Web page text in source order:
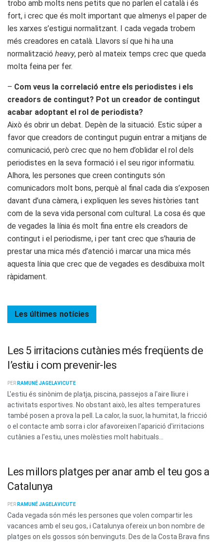
trobo amb molts nens petits que no parlen el català i és
fort, i crec que és molt important que almenys el paper de
les xarxes s’estigui normalitzant. I cada vegada trobem
més creadores en català. Llavors sí que hi ha una
normalització heavy, però al mateix temps crec que queda
molta feina per fer.
– Com veus la correlació entre els periodistes i els
creadors de contingut? Pot un creador de contingut
acabar adoptant el rol de periodista?
Això és obrir un debat. Depèn de la situació. Estic súper a
favor que creadors de contingut puguin entrar a mitjans de
comunicació, però crec que no hem d’oblidar el rol dels
periodistes en la seva formació i el seu rigor informatiu.
Alhora, les persones que creen continguts són
comunicadors molt bons, perquè al final cada dia s’exposen
davant d’una càmera, i expliquen les seves històries tant
com de la seva vida personal com cultural. La cosa és que
de vegades la línia és molt fina entre els creadors de
contingut i el periodisme, i per tant crec que s’hauria de
prestar una mica més d’atenció i marcar una mica més
aquesta línia que crec que de vegades es desdibuixa molt
ràpidament.
Les últimes notícies
Les 5 irritacions cutànies més freqüents de
l’estiu i com prevenir-les
PER RAMUNÉ JAGELAVICUTE
L'estiu és sinònim de platja, piscina, passejos a l'aire lliure i
activitats esportives. No obstant això, les altes temperatures
també posen a prova la pell. La calor, la suor, la humitat, la fricció
o el contacte amb sorra i clor afavoreixen l'aparició d'irritacions
cutànies a l'estiu, unes molèsties molt habituals...
Les millors platges per anar amb el teu gos a
Catalunya
PER RAMUNÉ JAGELAVICUTE
Cada vegada són més les persones que volen compartir les
vacances amb el seu gos, i Catalunya ofereix un bon nombre de
platges on els gossos són benvinguts. Des de la Costa Brava fins